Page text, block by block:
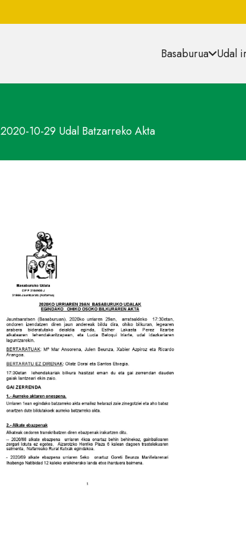
Basaburua Udal
2020-10-29 Udal Batzarreko Akta